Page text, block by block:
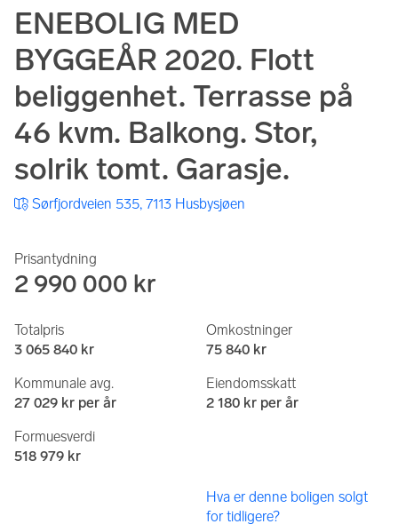
ENEBOLIG MED
BYGGEÅR 2020. Flott
beliggenhet. Terrasse på
46 kvm. Balkong. Stor,
solrik tomt. Garasje.
Sørfjordveien 535, 7113 Husbysjøen
Prisantydning
2 990 000 kr
Totalpris
3 065 840 kr
Omkostninger
75 840 kr
Kommunale avg.
27 029 kr per år
Eiendomsskatt
2 180 kr per år
Formuesverdi
518 979 kr
Hva er denne boligen solgt
for tidligere?